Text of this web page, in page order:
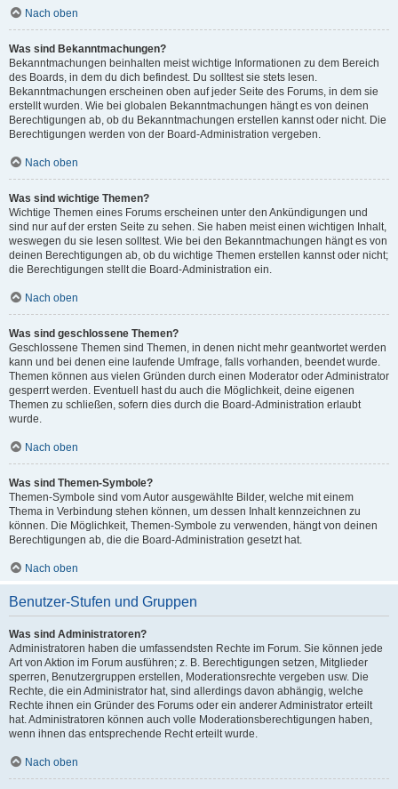
Nach oben
Was sind Bekanntmachungen?
Bekanntmachungen beinhalten meist wichtige Informationen zu dem Bereich
des Boards, in dem du dich befindest. Du solltest sie stets lesen.
Bekanntmachungen erscheinen oben auf jeder Seite des Forums, in dem sie
erstellt wurden. Wie bei globalen Bekanntmachungen hängt es von deinen
Berechtigungen ab, ob du Bekanntmachungen erstellen kannst oder nicht. Die
Berechtigungen werden von der Board-Administration vergeben.
Nach oben
Was sind wichtige Themen?
Wichtige Themen eines Forums erscheinen unter den Ankündigungen und
sind nur auf der ersten Seite zu sehen. Sie haben meist einen wichtigen Inhalt,
weswegen du sie lesen solltest. Wie bei den Bekanntmachungen hängt es von
deinen Berechtigungen ab, ob du wichtige Themen erstellen kannst oder nicht;
die Berechtigungen stellt die Board-Administration ein.
Nach oben
Was sind geschlossene Themen?
Geschlossene Themen sind Themen, in denen nicht mehr geantwortet werden
kann und bei denen eine laufende Umfrage, falls vorhanden, beendet wurde.
Themen können aus vielen Gründen durch einen Moderator oder Administrator
gesperrt werden. Eventuell hast du auch die Möglichkeit, deine eigenen
Themen zu schließen, sofern dies durch die Board-Administration erlaubt
wurde.
Nach oben
Was sind Themen-Symbole?
Themen-Symbole sind vom Autor ausgewählte Bilder, welche mit einem
Thema in Verbindung stehen können, um dessen Inhalt kennzeichnen zu
können. Die Möglichkeit, Themen-Symbole zu verwenden, hängt von deinen
Berechtigungen ab, die die Board-Administration gesetzt hat.
Nach oben
Benutzer-Stufen und Gruppen
Was sind Administratoren?
Administratoren haben die umfassendsten Rechte im Forum. Sie können jede
Art von Aktion im Forum ausführen; z. B. Berechtigungen setzen, Mitglieder
sperren, Benutzergruppen erstellen, Moderationsrechte vergeben usw. Die
Rechte, die ein Administrator hat, sind allerdings davon abhängig, welche
Rechte ihnen ein Gründer des Forums oder ein anderer Administrator erteilt
hat. Administratoren können auch volle Moderationsberechtigungen haben,
wenn ihnen das entsprechende Recht erteilt wurde.
Nach oben